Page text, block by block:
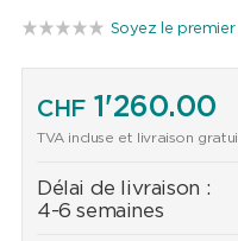
Soyez le
CHF1'260.00
TVA incluse et livraison
Délai de livraison :
4-6 semaines